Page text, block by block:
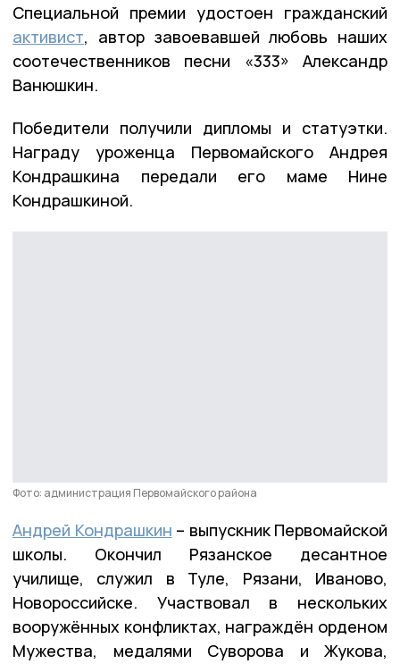
Специальной премии удостоен гражданский
активист, автор завоевавшей любовь наших
соотечественников песни «333» Александр
Ванюшкин.
Победители получили дипломы и статуэтки.
Награду уроженца Первомайского Андрея
Кондрашкина передали его маме Нине
Кондрашкиной.
Фото: администрация Первомайского района
Андрей Кондрашкин – выпускник Первомайской
школы. Окончил Рязанское десантное
училище, служил в Туле, Рязани, Иваново,
Новороссийске. Участвовал в нескольких
вооружённых конфликтах, награждён орденом
Мужества, медалями Суворова и Жукова,